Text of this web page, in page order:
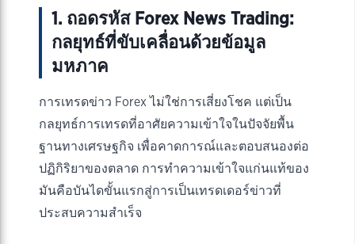
1. ถอดรหัส Forex News Trading:
กลยุทธ์ที่ขับเคลื่อนด้วยข้อมูล
มหภาค
การเทรดข่าว Forex ไม่ใช่การเสี่ยงโชค แต่เป็น
กลยุทธ์การเทรดที่อาศัยความเข้าใจในปัจจัยพื้น
ฐานทางเศรษฐกิจ เพื่อคาดการณ์และตอบสนองต่อ
ปฏิกิริยาของตลาด การทำความเข้าใจแก่นแท้ของ
มันคือบันไดขั้นแรกสู่การเป็นเทรดเดอร์ข่าวที่
ประสบความสำเร็จ